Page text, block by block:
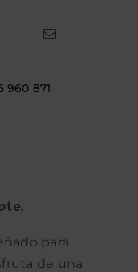
960 871
para
de una